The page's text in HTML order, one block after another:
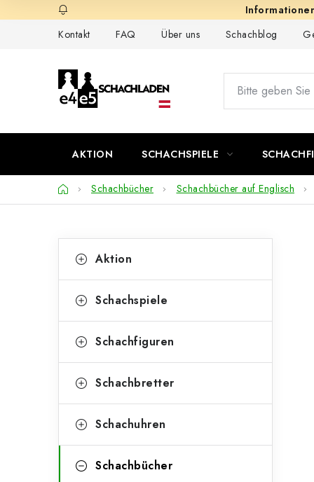
Inhalt
Kontakt
FAQ Über uns Schachblog
AKTION SCHACHSPIELE
StartseiteSchachbücher Schachbücher auf Englisch
e
t
e
l
e
überspringen
a
e
o
i
Aktion
Schachspiele
Schachfiguren
Schachbretter
Schachuhren
Schachbücher